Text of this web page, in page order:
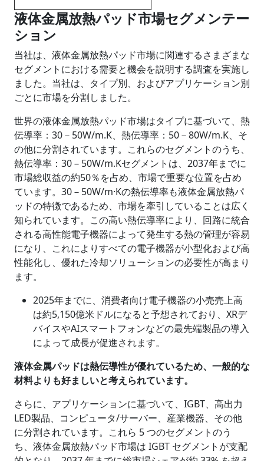
液体金属放熱パッド市場セグメンテー
ション
当社は、液体金属放熱パッド市場に関連するさまざまな
セグメントにおける需要と機会を説明する調査を実施し
ました。当社は、タイプ別、およびアプリケーション別
ごとに市場を分割しました。
世界の液体金属放熱パッド市場はタイプに基づいて、熱
伝導率：30－50W/m.K、熱伝導率：50－80W/m.K、そ
の他に分割されています。これらのセグメントのうち、
熱伝導率：30－50W/m.Kセグメントは、2037年までに
市場総収益の約50％を占め、市場で重要な位置を占め
ています。30－50W/m·Kの熱伝導率も液体金属放熱パ
ッドの特徴であるため、市場を牽引していることは広く
知られています。この高い熱伝導率により、回路に統合
される高性能電子機器によって発生する熱の管理が容易
になり、これによりすべての電子機器が小型化および高
性能化し、優れた冷却ソリューションの必要性が高まり
ます。
2025年までに、消費者向け電子機器の小売売上高
は約5,150億米ドルになると予想されており、XRデ
バイスやAIスマートフォンなどの最先端製品の導入
によって成長が促進されます。
液体金属パッドは熱伝導性が優れているため、一般的な
材料よりも好ましいと考えられています。
さらに、アプリケーションに基づいて、IGBT、高出力
LED製品、コンピュータ/サーバー、産業機器、その他
に分割されています。これら 5 つのセグメントのう
ち、液体金属放熱パッド市場は IGBT セグメントが支配